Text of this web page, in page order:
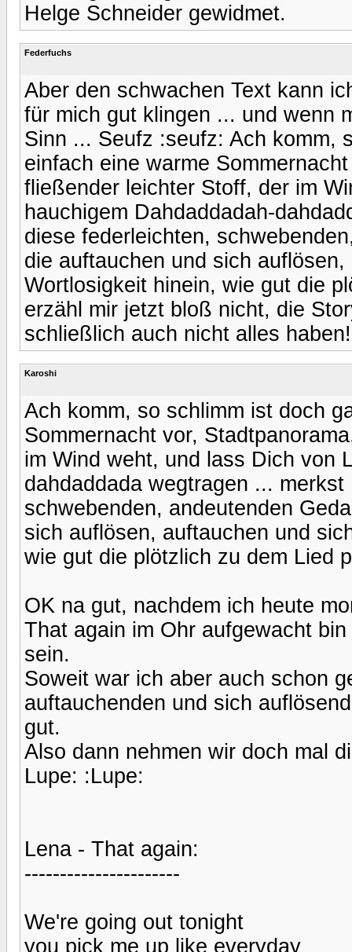
Helge Schneider gewidmet.
Federfuchs
Aber den schwachen Text kann
für mich gut klingen ... und wenn
Sinn ... Seufz :seufz: Ach komm,
einfach eine warme
fließender leichter Stoff, der im
hauchigem Dahdaddadah-
diese federleichten,
die auftauchen und sich
Wortlosigkeit hinein, wie gut die
erzähl mir jetzt bloß nicht, die
schließlich auch nicht alles
Karoshi
Ach komm, so schlimm ist doch
Sommernacht vor,
im Wind weht, und lass Dich von
dahdaddada wegtragen ...
schwebenden, andeutenden
sich auflösen, auftauchen und
wie gut die plötzlich zu dem Lied
OK na gut, nachdem ich heute
That again im Ohr aufgewacht
sein.
Soweit war ich aber auch schon
auftauchenden und sich
gut.
Also dann nehmen wir doch mal
Lupe: :Lupe:
Lena - That again:
----------------------
We're going out tonight
you pick me up like everyday